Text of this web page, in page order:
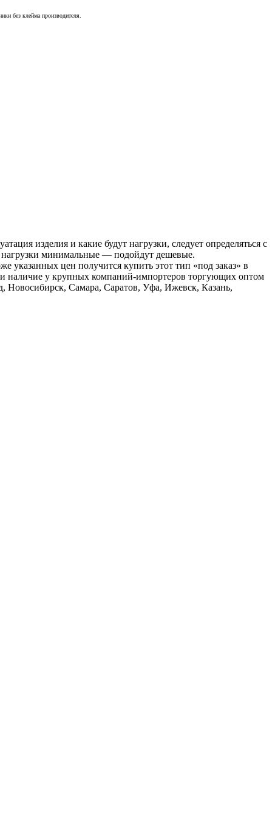
без клейма производителя.
изделия и какие будут нагрузки, следует определяться с
минимальные — подойдут дешевые.
цен получится купить этот тип «под заказ» в
наличие у крупных компаний-импортеров торгующих оптом
Новосибирск, Самара, Саратов, Уфа, Ижевск, Казань,